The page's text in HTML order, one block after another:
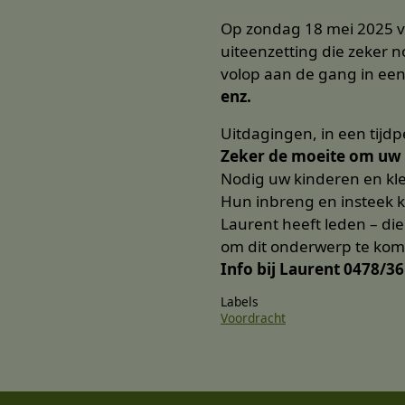
Op zondag 18 mei 2025
uiteenzetting die zeker
volop aan de gang in
enz.
Uitdagingen, in een
Zeker de moeite om
Nodig uw kinderen en
Hun inbreng en insteek
Laurent heeft leden –
om dit onderwerp te
Info bij Laurent 0478/36
Labels
Voordracht